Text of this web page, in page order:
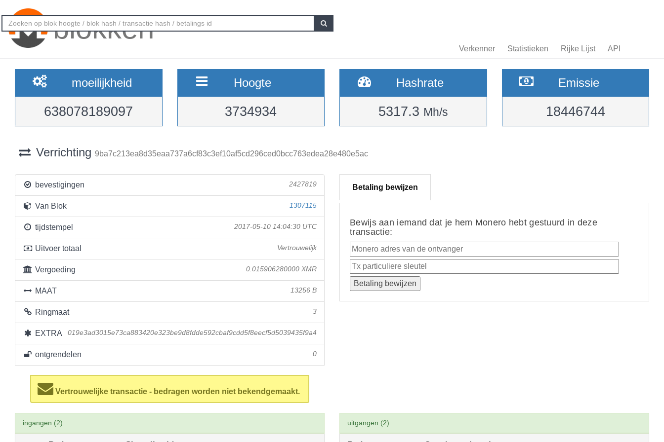
blokken
Verkenner Statistieken Rijke Lijst API
moeilijkheid
638078189097
Hoogte
3734934
Hashrate
5317.3 Mh/s
Emissie
18446744
Verrichting 9ba7c213ea8d35eaa737a6cf83c3ef10af5cd296ced0bcc763edea28e480e5ac
bevestigingen 2427819
Van Blok 1307115
tijdstempel 2017-05-10 14:04:30 UTC
Uitvoer totaal Vertrouwelijk
Vergoeding 0.015906280000 XMR
MAAT 13256 B
Ringmaat 3
EXTRA 019e3ad3015e73ca883420e323be9d8fdde592cbaf9cdd5f8eecf5d5039435f9a4
ontgrendelen 0
Vertrouwelijke transactie - bedragen worden niet bekendgemaakt.
Betaling bewijzen
Bewijs aan iemand dat je hem Monero hebt gestuurd in deze
transactie:
ingangen (2) uitgangen (2)